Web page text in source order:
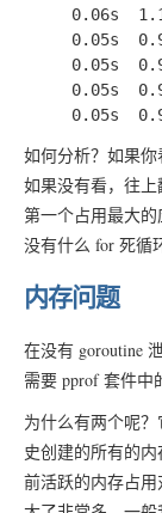
0.06s
0.05s
0.05s
0.05s
如何分析？如果你
如果没有看，往上
第一个占用最大
没有什么 for 死循
内存问题
在没有 goroutine
需要 pprof 套件中
为什么有两个呢
史创建的所有的
前活跃的内存占用